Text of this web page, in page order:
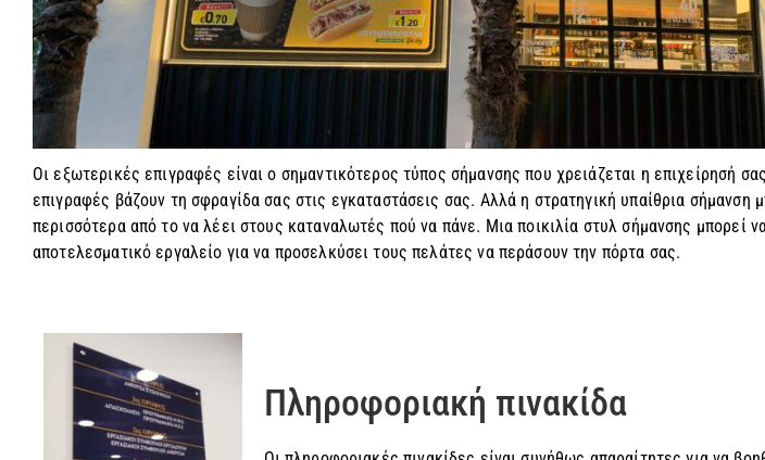
Οι εξωτερικές επιγραφές είναι ο σημαντικότερος τύπος σήμανσης που χρειάζεται η επιχείρησή
επιγραφές βάζουν τη σφραγίδα σας στις εγκαταστάσεις σας. Αλλά η στρατηγική υπαίθρια σήμανση
περισσότερα από το να λέει στους καταναλωτές πού να πάνε. Μια ποικιλία στυλ σήμανσης μπορεί
αποτελεσματικό εργαλείο για να προσελκύσει τους πελάτες να περάσουν την πόρτα σας.
Πληροφοριακή πινακίδα